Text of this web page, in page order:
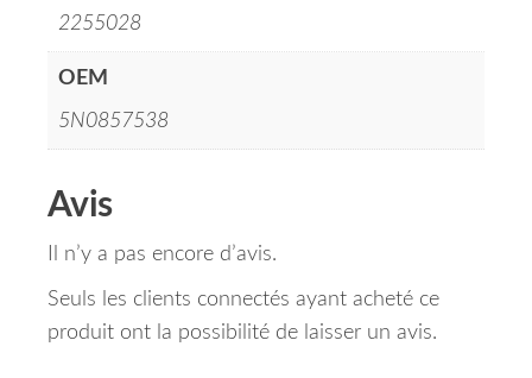
2255028
OEM
5N0857538
Avis
Il n’y a pas encore d’avis.
Seuls les clients connectés ayant acheté ce
produit ont la possibilité de laisser un avis.